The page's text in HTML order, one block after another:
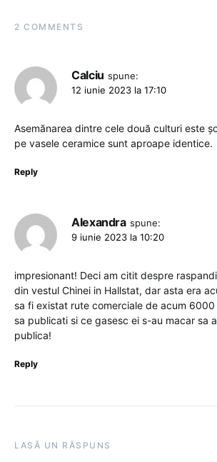
2 COMMENTS
Calciu spune:
12 iunie 2023 la 17:10
Asemănarea dintre cele două culturi este
pe vasele ceramice sunt aproape identice.
Reply
Alexandra spune:
9 iunie 2023 la 10:20
impresionant! Deci am citit despre
din vestul Chinei in Hallstat, dar asta era
sa fi existat rute comerciale de acum 6000
sa publicati si ce gasesc ei s-au macar sa
publica!
Reply
LASĂ UN RĂSPUNS